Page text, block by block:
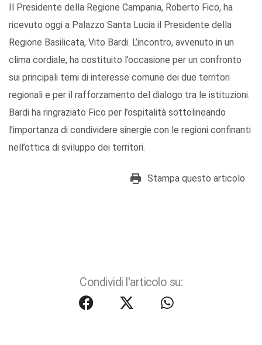
Il Presidente della Regione Campania, Roberto Fico, ha
ricevuto oggi a Palazzo Santa Lucia il Presidente della
Regione Basilicata, Vito Bardi. L’incontro, avvenuto in un
clima cordiale, ha costituito l’occasione per un confronto
sui principali temi di interesse comune dei due territori
regionali e per il rafforzamento del dialogo tra le istituzioni.
Bardi ha ringraziato Fico per l’ospitalità sottolineando
l’importanza di condividere sinergie con le regioni confinanti
nell’ottica di sviluppo dei territori.
Stampa questo articolo
Condividi l'articolo su: